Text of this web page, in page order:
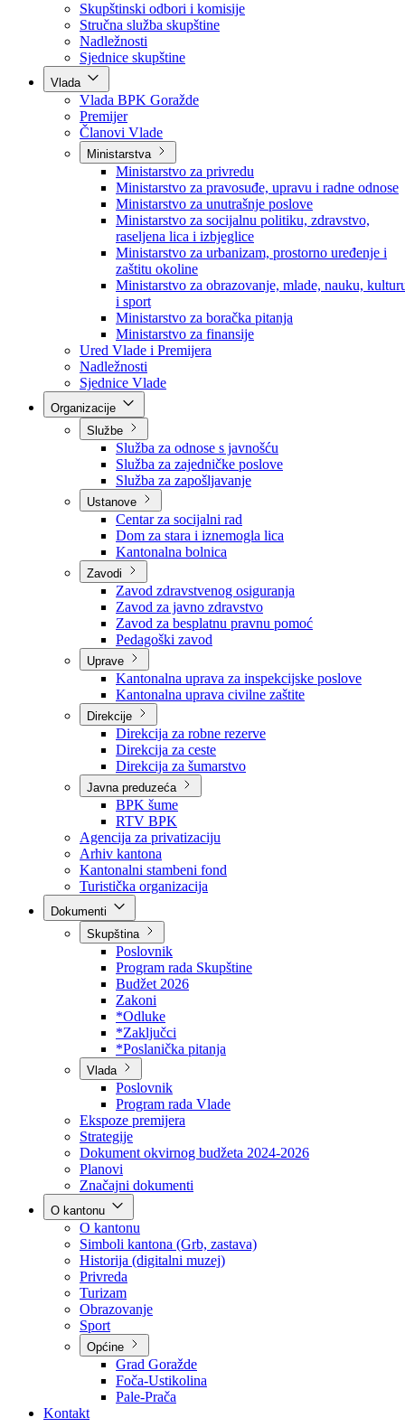
Poslanici po strankama
Poslanici po klubovima naroda
Kolegij skupštine
Skupštinski odbori i komisije
Stručna služba skupštine
Nadležnosti
Sjednice skupštine
Vlada
Vlada BPK Goražde
Premijer
Članovi Vlade
Ministarstva
Ministarstvo za privredu
Ministarstvo za pravosuđe, upravu i radne odnose
Ministarstvo za unutrašnje poslove
Ministarstvo za socijalnu politiku, zdravstvo,
raseljena lica i izbjeglice
Ministarstvo za urbanizam, prostorno uređenje i
zaštitu okoline
Ministarstvo za obrazovanje, mlade, nauku,
i sport
Ministarstvo za boračka pitanja
Ministarstvo za finansije
Ured Vlade i Premijera
Nadležnosti
Sjednice Vlade
Službe
Služba za odnose s javnošću
Služba za zajedničke poslove
Služba za zapošljavanje
Ustanove
Centar za socijalni rad
Dom za stara i iznemogla lica
Kantonalna bolnica
Zavodi
Zavod zdravstvenog osiguranja
Zavod za javno zdravstvo
Zavod za besplatnu pravnu pomoć
Pedagoški zavod
Uprave
Kantonalna uprava za inspekcijske poslove
Kantonalna uprava civilne zaštite
Direkcije
Direkcija za robne rezerve
Direkcija za ceste
Direkcija za šumarstvo
Javna preduzeća
BPK šume
RTV BPK
Agencija za privatizaciju
Arhiv kantona
Kantonalni stambeni fond
Turistička organizacija
Skupština
Poslovnik
Program rada Skupštine
Budžet 2026
Zakoni
*Odluke
*Zaključci
*Poslanička pitanja
Vlada
Poslovnik
Program rada Vlade
Ekspoze premijera
Strategije
Dokument okvirnog budžeta 2024-2026
Planovi
Značajni dokumenti
O kantonu
O kantonu
Simboli kantona (Grb, zastava)
Historija (digitalni muzej)
Privreda
Turizam
Obrazovanje
Općine